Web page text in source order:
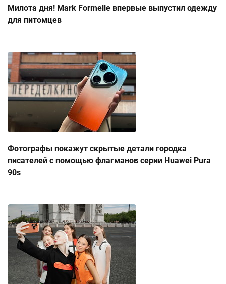
Милота дня! Mark Formelle впервые выпустил одежду
для питомцев
Фотографы покажут скрытые детали городка
писателей с помощью флагманов серии Huawei Pura
90s